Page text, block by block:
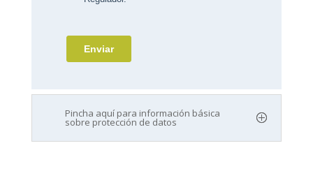
Pincha aquí para información básica
sobre protección de datos